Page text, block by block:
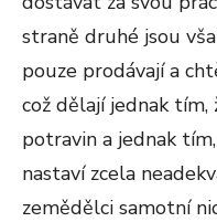
straně druhé jsou
pouze prodávají a
což dělají jednak
potravin a jednak
nastaví zcela
zemědělci samotní